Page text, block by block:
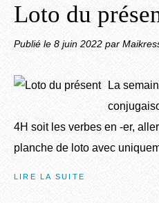
Loto du
Publié le 8 juin 2022 par
La
4H soit les verbes en -er,
planche de loto avec
LIRE LA SUITE